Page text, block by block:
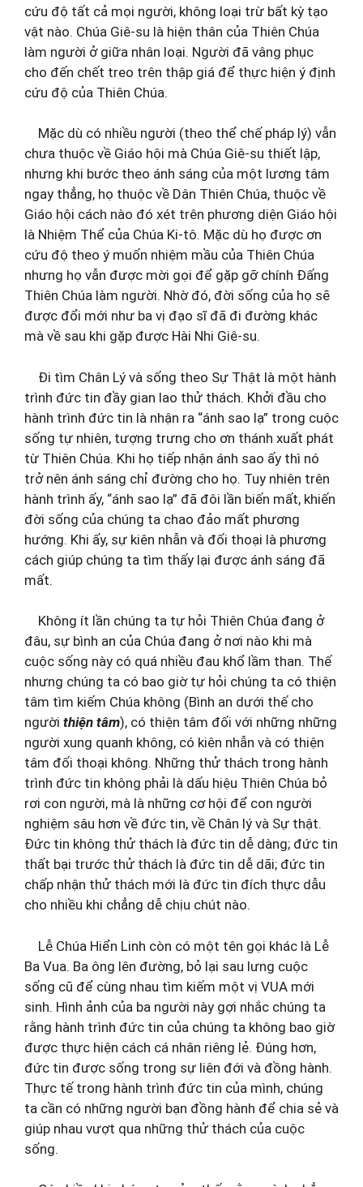
cứu độ tất cả mọi người, không loại trừ bất kỳ tạo
vật nào. Chúa Giê-su là hiện thân của Thiên Chúa
làm người ở giữa nhân loại. Người đã vâng phục
cho đến chết treo trên thập giá để thực hiện ý định
cứu độ của Thiên Chúa.
Mặc dù có nhiều người (theo thể chế pháp lý) vẫn
chưa thuộc về Giáo hội mà Chúa Giê-su thiết lập,
nhưng khi bước theo ánh sáng của một lương tâm
ngay thẳng, họ thuộc về Dân Thiên Chúa, thuộc về
Giáo hội cách nào đó xét trên phương diện Giáo hội
là Nhiệm Thể của Chúa Ki-tô. Mặc dù họ được ơn
cứu độ theo ý muốn nhiệm mầu của Thiên Chúa
nhưng họ vẫn được mời gọi để gặp gỡ chính Đấng
Thiên Chúa làm người. Nhờ đó, đời sống của họ sẽ
được đổi mới như ba vị đạo sĩ đã đi đường khác
mà về sau khi gặp được Hài Nhi Giê-su.
Đi tìm Chân Lý và sống theo Sự Thật là một hành
trình đức tin đầy gian lao thử thách. Khởi đầu cho
hành trình đức tin là nhận ra “ánh sao lạ” trong cuộc
sống tự nhiên, tượng trưng cho ơn thánh xuất phát
từ Thiên Chúa. Khi họ tiếp nhận ánh sao ấy thì nó
trở nên ánh sáng chỉ đường cho họ. Tuy nhiên trên
hành trình ấy, “ánh sao lạ” đã đôi lần biến mất, khiến
đời sống của chúng ta chao đảo mất phương
hướng. Khi ấy, sự kiên nhẫn và đối thoại là phương
cách giúp chúng ta tìm thấy lại được ánh sáng đã
mất.
Không ít lần chúng ta tự hỏi Thiên Chúa đang ở
đâu, sự bình an của Chúa đang ở nơi nào khi mà
cuộc sống này có quá nhiều đau khổ lầm than. Thế
nhưng chúng ta có bao giờ tự hỏi chúng ta có thiện
tâm tìm kiếm Chúa không (Bình an dưới thế cho
người thiện tâm), có thiện tâm đối với những những
người xung quanh không, có kiên nhẫn và có thiện
tâm đối thoại không. Những thử thách trong hành
trình đức tin không phải là dấu hiệu Thiên Chúa bỏ
rơi con người, mà là những cơ hội để con người
nghiệm sâu hơn về đức tin, về Chân lý và Sự thật.
Đức tin không thử thách là đức tin dễ dàng; đức tin
thất bại trước thử thách là đức tin dễ dãi; đức tin
chấp nhận thử thách mới là đức tin đích thực dẫu
cho nhiều khi chẳng dễ chịu chút nào.
Lễ Chúa Hiển Linh còn có một tên gọi khác là Lễ
Ba Vua. Ba ông lên đường, bỏ lại sau lưng cuộc
sống cũ để cùng nhau tìm kiếm một vị VUA mới
sinh. Hình ảnh của ba người này gợi nhắc chúng ta
rằng hành trình đức tin của chúng ta không bao giờ
được thực hiện cách cá nhân riêng lẻ. Đúng hơn,
đức tin được sống trong sự liên đới và đồng hành.
Thực tế trong hành trình đức tin của mình, chúng
ta cần có những người bạn đồng hành để chia sẻ và
giúp nhau vượt qua những thử thách của cuộc
sống.